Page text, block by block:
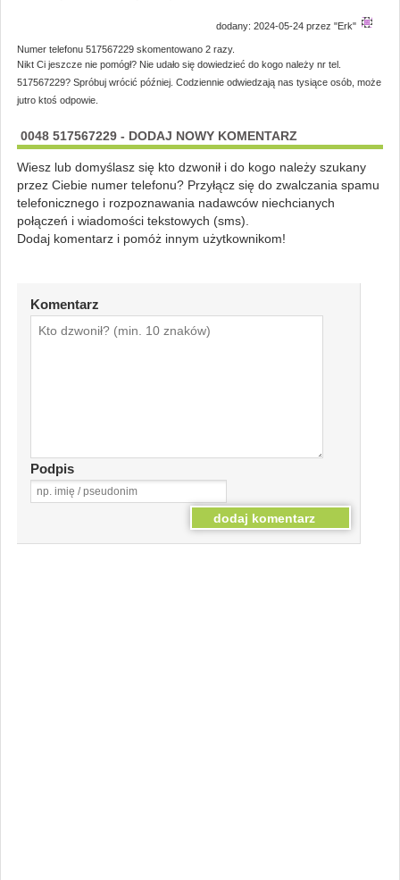
dodany: 2024-05-24 przez "Erk"
Numer telefonu 517567229 skomentowano 2 razy.
Nikt Ci jeszcze nie pomógł? Nie udało się dowiedzieć do kogo należy nr tel.
517567229? Spróbuj wrócić później. Codziennie odwiedzają nas tysiące osób, może
jutro ktoś odpowie.
0048 517567229 - DODAJ NOWY KOMENTARZ
Wiesz lub domyślasz się kto dzwonił i do kogo należy szukany
przez Ciebie numer telefonu? Przyłącz się do zwalczania spamu
telefonicznego i rozpoznawania nadawców niechcianych
połączeń i wiadomości tekstowych (sms).
Dodaj komentarz i pomóż innym użytkownikom!
Komentarz
Podpis